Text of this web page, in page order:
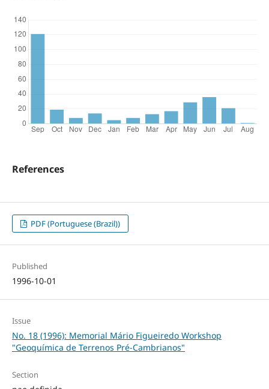
References
PDF (Portuguese (Brazil))
Published
1996-10-01
Issue
No. 18 (1996): Memorial Mário Figueiredo Workshop
"Geoquímica de Terrenos Pré-Cambrianos"
Section